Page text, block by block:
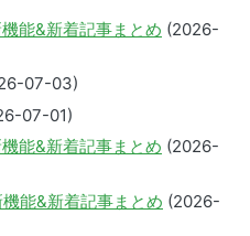
能&新着記事まとめ (2026-
07-03)
07-01)
能&新着記事まとめ (2026-
能&新着記事まとめ (2026-